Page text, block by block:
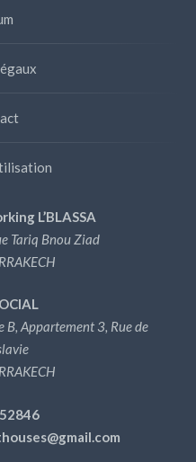
L’BLASSA
Tariq Bnou Ziad
B, Appartement 3, Rue de